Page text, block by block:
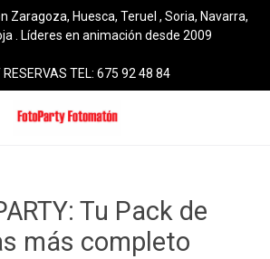
Zaragoza, Huesca, Teruel , Soria, Navarra,
. Líderes en animación desde 2009
RESERVAS TEL: 675 92 48 84
Tu Pack de
más completo